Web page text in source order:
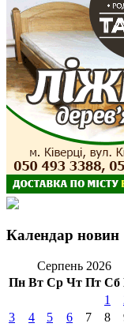
Календар новин
Серпень 2026
Пн Вт Ср Чт Пт Сб
1
3
4 5 6 7 8